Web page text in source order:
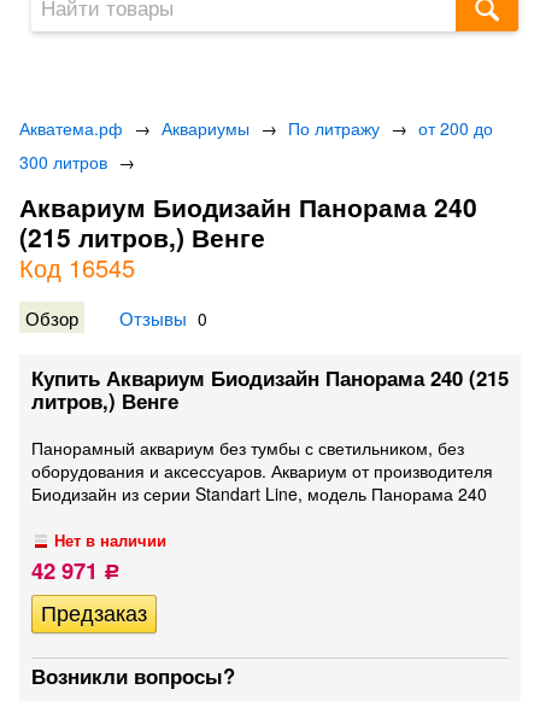
Акватема.рф → Аквариумы → По литражу → от 200 до
300 литров →
Аквариум Биодизайн Панорама 240
(215 литров,) Венге
Код 16545
Обзор Отзывы 0
Купить Аквариум Биодизайн Панорама 240 (215
литров,) Венге
Панорамный аквариум без тумбы с светильником, без
оборудования и аксессуаров. Аквариум от производителя
Биодизайн из серии Standart Line, модель Панорама 240
Нет в наличии
42 971 Р
Возникли вопросы?